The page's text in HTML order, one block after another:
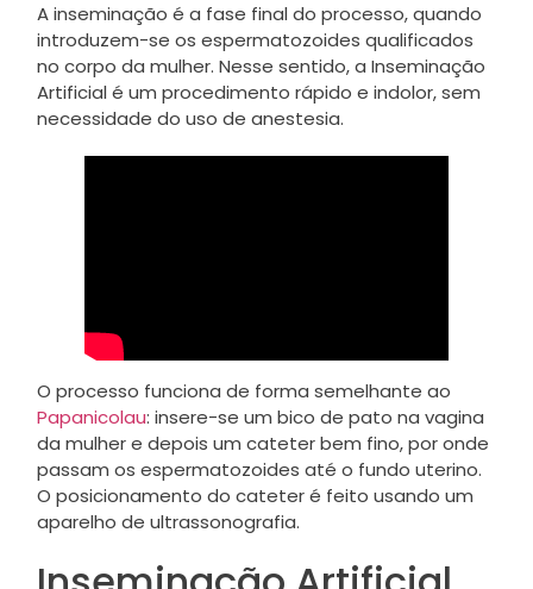
A inseminação é a fase final do processo, quando
introduzem-se os espermatozoides qualificados
no corpo da mulher. Nesse sentido, a Inseminação
Artificial é um procedimento rápido e indolor, sem
necessidade do uso de anestesia.
O processo funciona de forma semelhante ao
Papanicolau: insere-se um bico de pato na vagina
da mulher e depois um cateter bem fino, por onde
passam os espermatozoides até o fundo uterino.
O posicionamento do cateter é feito usando um
aparelho de ultrassonografia.